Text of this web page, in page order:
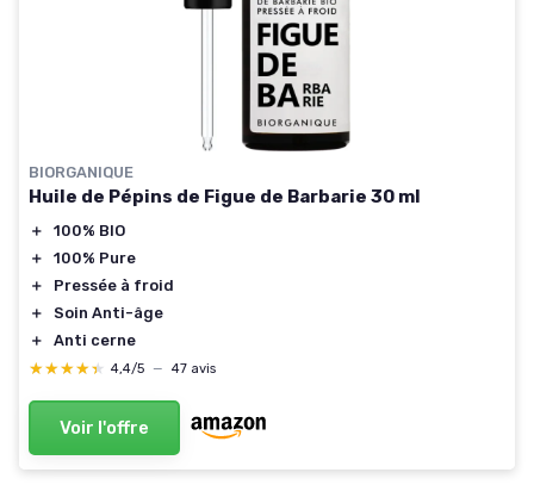
BIORGANIQUE
Huile de Pépins de Figue de Barbarie 30 ml
＋
100% BIO
＋
100% Pure
＋
Pressée à froid
＋
Soin Anti-âge
＋
Anti cerne
★★★★★
★★★★★ 4,4/5 — 47 avis
Voir l'offre